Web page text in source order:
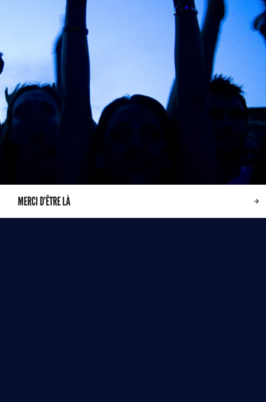
MERCI D’ÊTRE LÀ